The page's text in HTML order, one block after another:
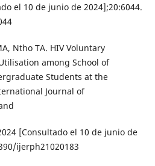
el 10 de junio de 2024];20:6044.
Ntho TA. HIV Voluntary
among School of
Students at the
Journal of
[Consultado el 10 de junio de
ijerph21020183